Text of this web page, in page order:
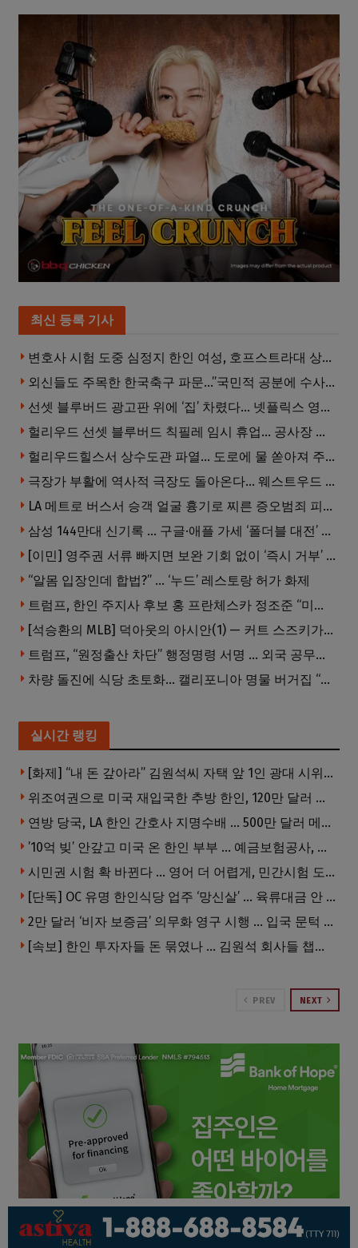
최신 등록 기사
변호사 시험 도중 심정지 한인 여성, 호프스트라대 상대 소송
외신들도 주목한 한국축구 파문…”국민적 공분에 수사 재개”
선셋 블루버드 광고판 위에 ‘집’ 차렸다… 넷플릭스 영화 홍보 이색 퍼포먼스
헐리우드 선셋 블루버드 칙필레 임시 휴업… 공사장 담장은 낙서로 뒤덮여
헐리우드힐스서 상수도관 파열… 도로에 물 쏟아져 주민 약 100명 피해
극장가 부활에 역사적 극장도 돌아온다… 웨스트우드 ‘브루인 극장’ 10월 재개장 추진
LA 메트로 버스서 승객 얼굴 흉기로 찌른 증오범죄 피고인, 종신형에 징역 7년 추가 선고
삼성 144만대 신기록 … 구글·애플 가세 ‘폴더블 대전’ 열린다
[이민] 영주권 서류 빠지면 보완 기회 없이 ‘즉시 거부’ … 이민 심사 확 바뀐다
“알몸 입장인데 합법?” … ‘누드’ 레스토랑 허가 화제
트럼프, 한인 주지사 후보 홍 프란체스카 정조준 “미치광이”
[석승환의 MLB] 덕아웃의 아시안(1) — 커트 스즈키가 우리에게 묻는 것
트럼프, “원정출산 차단” 행정명령 서명 … 외국 공무원 자녀도 시민권 안준다
차량 돌진에 식당 초토화… 캘리포니아 명물 버거집 “다시 일어설 수 있도록 도와주세요”
실시간 랭킹
[화제] “내 돈 갚아라” 김원석씨 자택 앞 1인 광대 시위 … 한인 투자사, “108만 달러 못받아”
위조여권으로 미국 재입국한 추방 한인, 120만 달러 은행 사기 행각
연방 당국, LA 한인 간호사 지명수배 … 500만 달러 메디캐어 사기, 선고 직전 한국 도주
’10억 빚’ 안갚고 미국 온 한인 부부 … 예금보험공사, 미국서 소송
시민권 시험 확 바뀐다 … 영어 더 어렵게, 민간시험 도입 추진
[단독] OC 유명 한인식당 업주 ‘망신살’ … 육류대금 안 갚자 식당서 공개추심
2만 달러 ‘비자 보증금’ 의무화 영구 시행 … 입국 문턱 더 높아진다.
[속보] 한인 투자자들 돈 묶였나 … 김원석 회사들 챕터7 강제파산·자진파산 잇따라 신청
PREV NEXT